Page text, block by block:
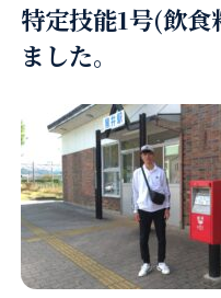
特定技能1号(飲
ました。